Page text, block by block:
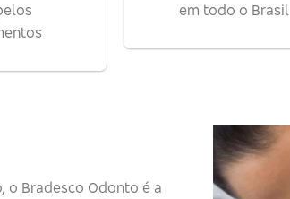
em todo o Brasil
o Bradesco Odonto é a